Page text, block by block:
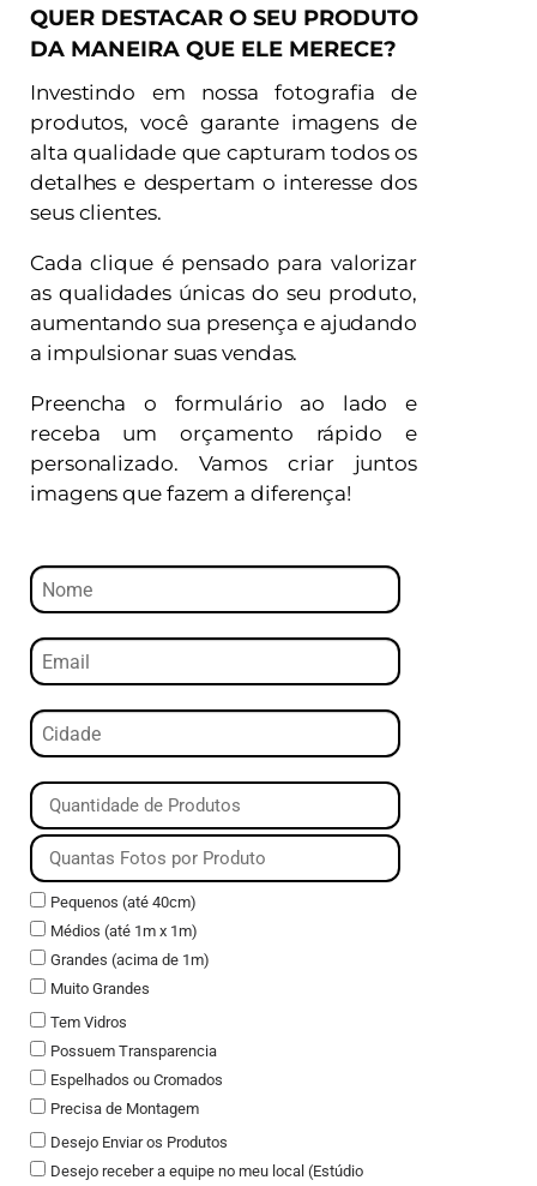
QUER DESTACAR O SEU PRODUTO
DA MANEIRA QUE ELE MERECE?
Investindo em nossa fotografia de
produtos, você garante imagens de
alta qualidade que capturam todos os
detalhes e despertam o interesse dos
seus clientes.
Cada clique é pensado para valorizar
as qualidades únicas do seu produto,
aumentando sua presença e ajudando
a impulsionar suas vendas.
Preencha o formulário ao lado e
receba um orçamento rápido e
personalizado. Vamos criar juntos
imagens que fazem a diferença!
Pequenos (até 40cm)
Médios (até 1m x 1m)
Grandes (acima de 1m)
Muito Grandes
Tem Vidros
Possuem Transparencia
Espelhados ou Cromados
Precisa de Montagem
Desejo Enviar os Produtos
Desejo receber a equipe no meu local (Estúdio